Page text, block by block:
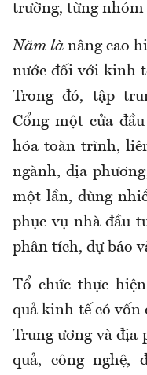
trường, từng nhóm
Năm là nâng cao
nước đối với kinh
Trong đó, tập
Cổng một cửa
hóa toàn trình,
ngành, địa
một lần, dùng
phục vụ nhà đầu
phân tích, dự báo
Tổ chức thực
quả kinh tế có vốn
Trung ương và địa
quả, công nghệ,